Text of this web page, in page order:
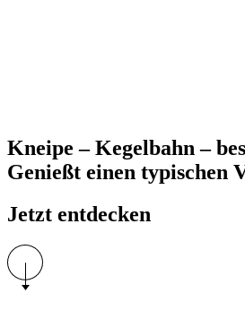
Kneipe – Kegelbahn –
Genießt einen typischen
Jetzt entdecken